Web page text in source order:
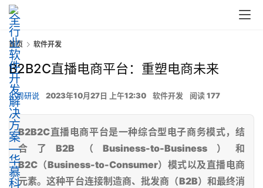
首页 软件开发
B2B2C直播电商平台：重塑电商未来
小周研说 2023年10月27日 上午12:30 软件开发 阅读 177
B2B2C直播电商平台是一种综合型电子商务模式，结
合了B2B（Business-to-Business）和
B2C（Business-to-Consumer）模式以及直播电商
元素。这种平台连接制造商、批发商（B2B）和最终消